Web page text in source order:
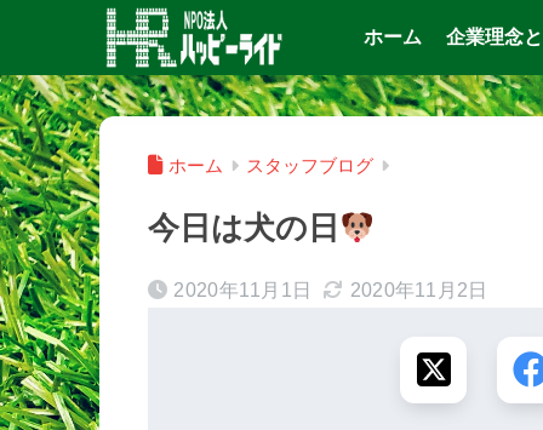
ホーム 企業理念
ホーム スタッフブログ
今日は犬の日
2020年11月1日 2020年11月2日